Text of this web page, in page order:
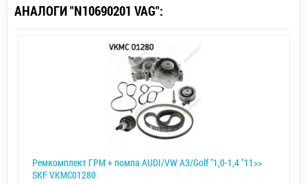
АНАЛОГИ "N10690201 VAG":
Ремкомплект ГРМ + помпа AUDI/VW A3/Golf "1,0-1,4 "11>>
SKF VKMC01280